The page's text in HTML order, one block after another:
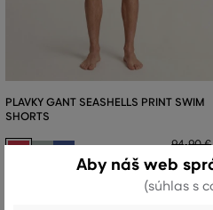
PLAVKY GANT SEASHELLS PRINT SWIM
SHORTS
94,90 €
66 , 40 €
Aby náš web
(súhlas s